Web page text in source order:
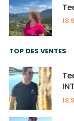
TOP DES VENTES